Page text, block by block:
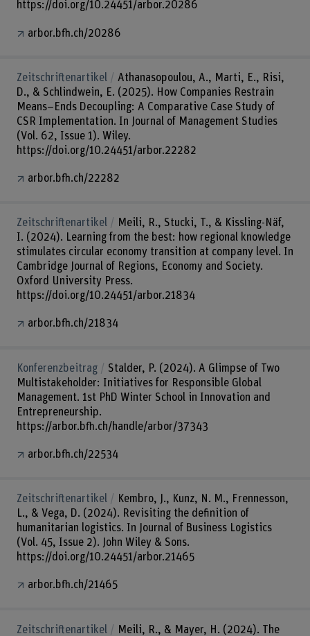
https://doi.org/10.24451/arbor.20286
arbor.bfh.ch/20286
Zeitschriftenartikel
Athanasopoulou, A., Marti, E., Risi,
D., & Schlindwein, E. (2025). How Companies Restrain
Means–Ends Decoupling: A Comparative Case Study of
CSR Implementation. In Journal of Management Studies
(Vol. 62, Issue 1). Wiley.
https://doi.org/10.24451/arbor.22282
arbor.bfh.ch/22282
Zeitschriftenartikel
Meili, R., Stucki, T., & Kissling-Näf,
I. (2024). Learning from the best: how regional knowledge
stimulates circular economy transition at company level. In
Cambridge Journal of Regions, Economy and Society.
Oxford University Press.
https://doi.org/10.24451/arbor.21834
arbor.bfh.ch/21834
Konferenzbeitrag
Stalder, P. (2024). A Glimpse of Two
Multistakeholder: Initiatives for Responsible Global
Management. 1st PhD Winter School in Innovation and
Entrepreneurship.
https://arbor.bfh.ch/handle/arbor/37343
arbor.bfh.ch/22534
Zeitschriftenartikel
Kembro, J., Kunz, N. M., Frennesson,
L., & Vega, D. (2024). Revisiting the definition of
humanitarian logistics. In Journal of Business Logistics
(Vol. 45, Issue 2). John Wiley & Sons.
https://doi.org/10.24451/arbor.21465
arbor.bfh.ch/21465
Zeitschriftenartikel
Meili, R., & Mayer, H. (2024). The